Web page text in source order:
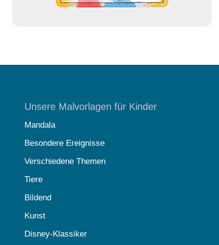
Unsere Malvorlagen für Kinder
Mandala
Besondere Ereignisse
Verschiedene Themen
Tiere
Bildend
Kunst
Disney-Klassiker